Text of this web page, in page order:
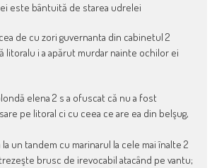
este bântuită de starea udrelei
de cu zori guvernanta din cabinetul 2
litoralu i a apărut murdar nainte ochilor ei
elena 2 s a ofuscat că nu a fost
pe litoral ci cu ceea ce are ea din belşug,
la un tandem cu marinarul la cele mai înalte 2
brusc de irevocabil atacând pe vantu;